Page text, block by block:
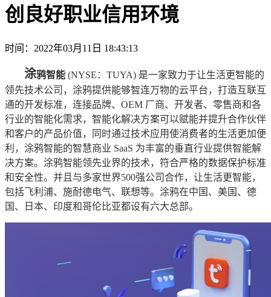
创良好职业信用环境
时间：2022年03月11日 18:43:13
涂鸦智能 (NYSE：TUYA) 是一家致力于让生活更智能的
领先技术公司，涂鸦提供能够智连万物的云平台，打造互联互
通的开发标准，连接品牌、OEM 厂商、开发者、零售商和各
行业的智能化需求，智能化解决方案可以赋能并提升合作伙伴
和客户的产品价值，同时通过技术应用使消费者的生活更加便
利，涂鸦智能的智慧商业 SaaS 为丰富的垂直行业提供智能解
决方案。涂鸦智能领先业界的技术，符合严格的数据保护标准
和安全性。并且与多家世界500强公司合作，让生活更智能，
包括飞利浦、施耐德电气、联想等。涂鸦在中国、美国、德
国、日本、印度和哥伦比亚都设有六大总部。